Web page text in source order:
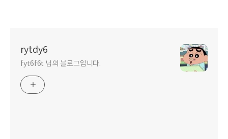
rytdy6
fyt6f6t 님의 블로그입니다.